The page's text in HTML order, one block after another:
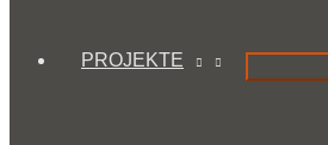
PROJEKTE